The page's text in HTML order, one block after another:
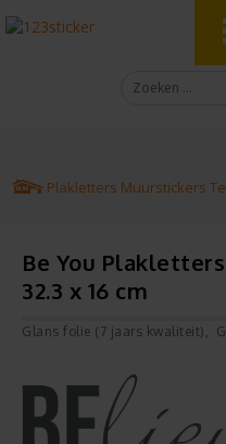
Plakletters Muurstickers
Be You Plakletters
32.3 x 16 cm
Glans folie (7 jaars kwaliteit)